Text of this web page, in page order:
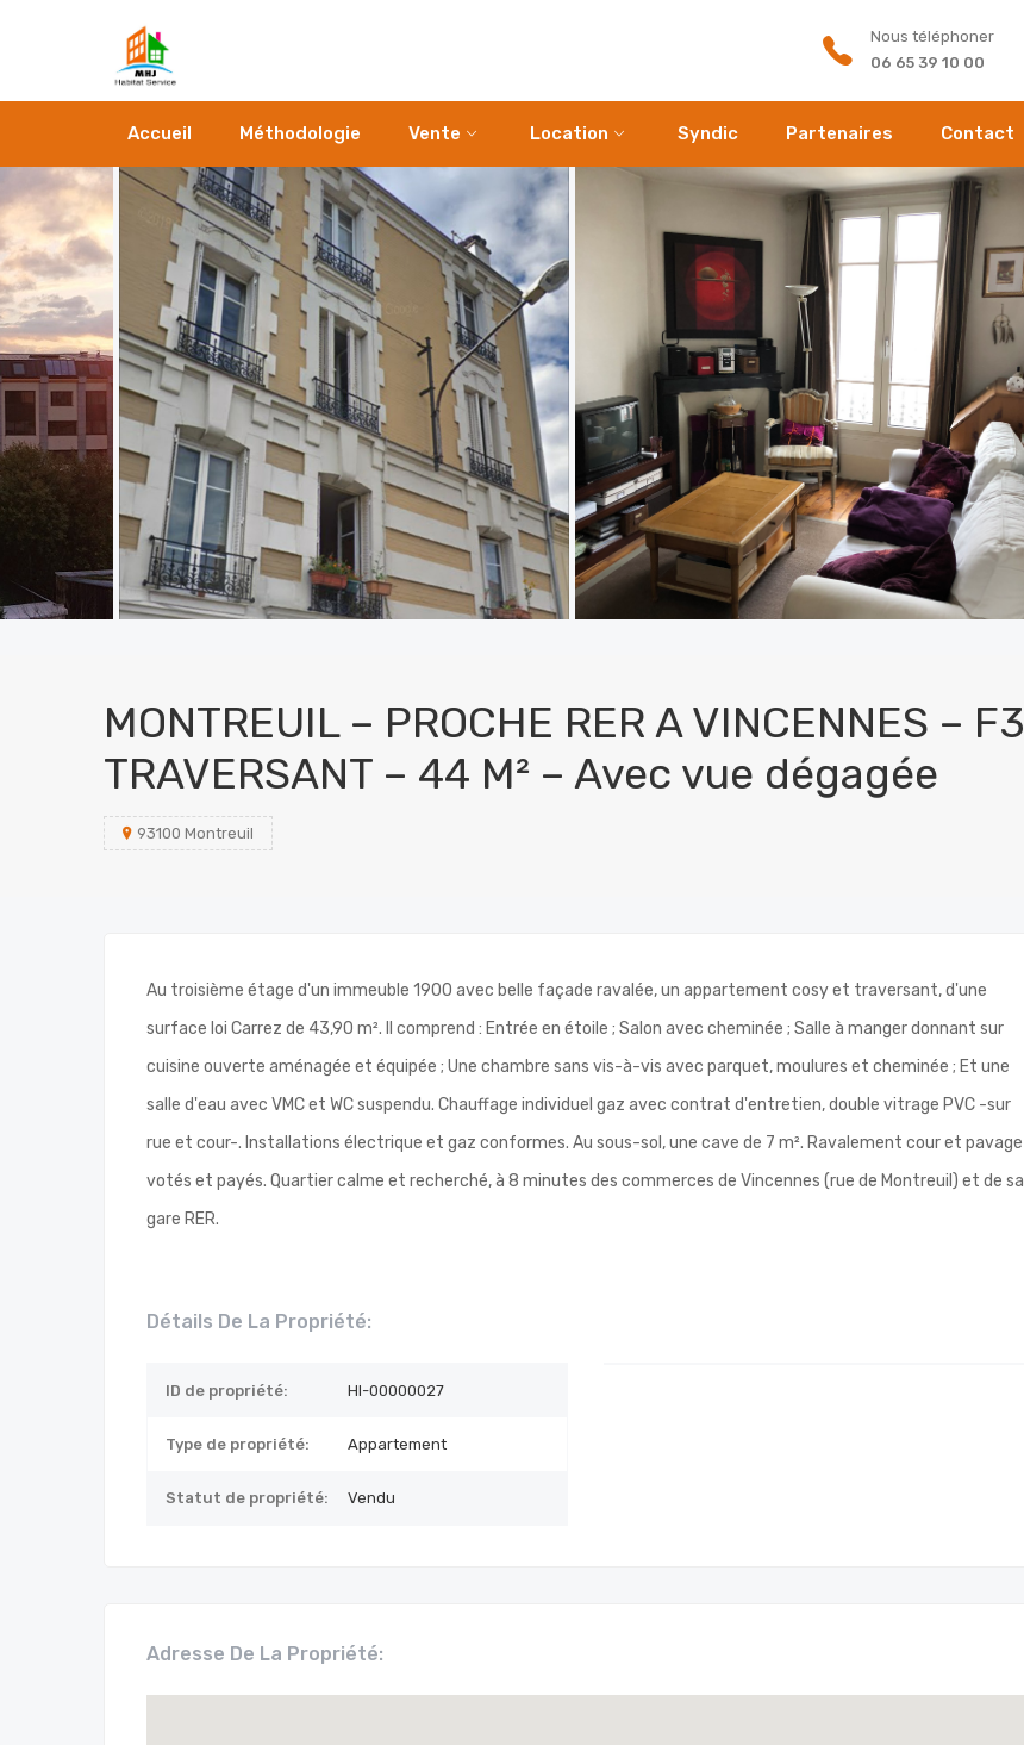
Nous téléphoner
06 65 39 10 00
Accueil Méthodologie Vente Location Syndic Partenaires Contact
MONTREUIL – PROCHE RER A VINCENNES – F3
TRAVERSANT – 44 M² – Avec vue dégagée
93100 Montreuil
Au troisième étage d'un immeuble 1900 avec belle façade ravalée, un appartement cosy et traversant, d'une
surface loi Carrez de 43,90 m². Il comprend : Entrée en étoile ; Salon avec cheminée ; Salle à manger donnant sur
cuisine ouverte aménagée et équipée ; Une chambre sans vis-à-vis avec parquet, moulures et cheminée ; Et une
salle d'eau avec VMC et WC suspendu. Chauffage individuel gaz avec contrat d'entretien, double vitrage PVC -sur
rue et cour-. Installations électrique et gaz conformes. Au sous-sol, une cave de 7 m². Ravalement cour et pavage
votés et payés. Quartier calme et recherché, à 8 minutes des commerces de Vincennes (rue de Montreuil) et de sa
gare RER.
Détails De La Propriété:
ID de propriété: HI-00000027
Type de propriété: Appartement
Statut de propriété: Vendu
Adresse De La Propriété: